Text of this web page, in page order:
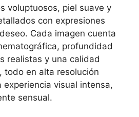
voluptuosos, piel suave y
con expresiones
Cada imagen cuenta
profundidad
realistas y una calidad
todo en alta resolución
experiencia visual intensa,
sensual.